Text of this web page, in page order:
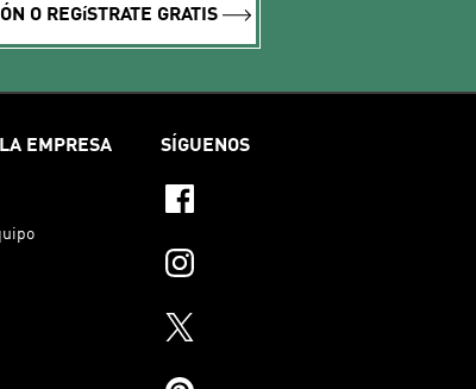
O REGíSTRATE GRATIS
EMPRESA SÍGUENOS